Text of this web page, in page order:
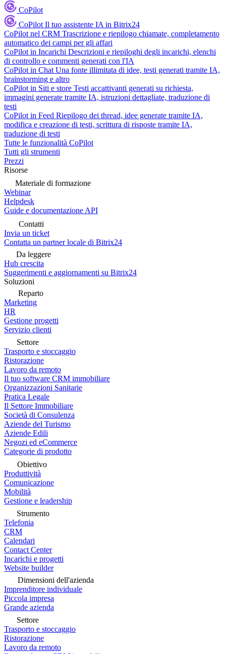
CoPilot
CoPilot Il tuo assistente IA in Bitrix24
CoPilot nel CRM Trascrizione e riepilogo chiamate, completamento
automatico dei campi per gli affari
CoPilot in Incarichi Descrizioni e riepiloghi degli incarichi, elenchi
di controllo e commenti generati con l'IA
CoPilot in Chat Una fonte illimitata di idee, testi generati tramite IA,
brainstorming e altro
CoPilot in Siti e store Testi accattivanti generati su richiesta,
immagini generate tramite IA, istruzioni dettagliate, traduzione di
testi
CoPilot in Feed Riepilogo dei thread, idee generate tramite IA,
modifica e creazione di testi, scrittura di risposte tramite IA,
traduzione di testi
Tutte le funzionalità CoPilot
Tutti gli strumenti
Prezzi
Risorse
Materiale di formazione
Webinar
Helpdesk
Guide e documentazione API
Contatti
Invia un ticket
Contatta un partner locale di Bitrix24
Da leggere
Hub crescita
Suggerimenti e aggiornamenti su Bitrix24
Soluzioni
Reparto
Marketing
HR
Gestione progetti
Servizio clienti
Settore
Trasporto e stoccaggio
Ristorazione
Lavoro da remoto
Il tuo software CRM immobiliare
Organizzazioni Sanitarie
Pratica Legale
Il Settore Immobiliare
Società di Consulenza
Aziende del Turismo
Aziende Edili
Negozi ed eCommerce
Categorie di prodotto
Obiettivo
Produttività
Comunicazione
Mobilità
Gestione e leadership
Strumento
Telefonia
CRM
Calendari
Contact Center
Incarichi e progetti
Website builder
Dimensioni dell'azienda
Imprenditore individuale
Piccola impresa
Grande azienda
Settore
Trasporto e stoccaggio
Ristorazione
Lavoro da remoto